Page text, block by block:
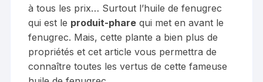
à tous les prix… Surtout l’huile de fenugrec
qui est le produit-phare qui met en avant le
fenugrec. Mais, cette plante a bien plus de
propriétés et cet article vous permettra de
connaître toutes les vertus de cette fameuse